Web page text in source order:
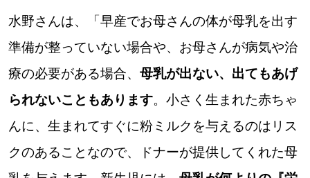
水野さんは、「早産でお母さんの体が母乳を出す
準備が整っていない場合や、お母さんが病気や治
療の必要がある場合、 母乳が出ない、出てもあげ
られないこともあります。小さく生まれた赤ちゃ
んに、生まれてすぐに粉ミルクを与えるのはリス
クのあることなので、ドナーが提供してくれた母